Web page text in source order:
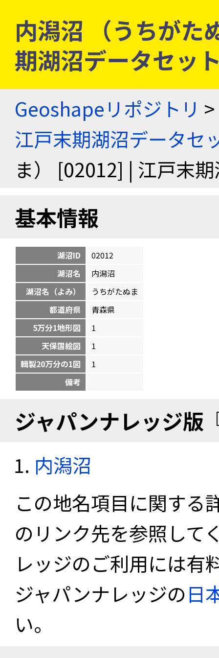
内潟沼 （うちが
期湖沼データセッ
Geoshapeリポジトリ >
江戸末期湖沼データセ
ま） [02012] | 江戸末
基本情報
湖沼ID
02012
湖沼名
内潟沼
湖沼名（よみ）
うちがたぬま
都道府県
青森県
5万分1地形図
1
天保国絵図
1
輯製20万分の1図
1
備考
ジャパンナレッジ版
内潟沼
この地名項目に関する
のリンク先を参照して
レッジのご利用には有
ジャパンナレッジの日
い。